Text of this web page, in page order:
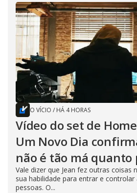
O VÍCIO / HÁ 4 HORAS
Vídeo do set de
Um Novo Dia
não é tão má quanto
Vale dizer que Jean fez outras coisas
sua habilidade para entrar e
pessoas. O...